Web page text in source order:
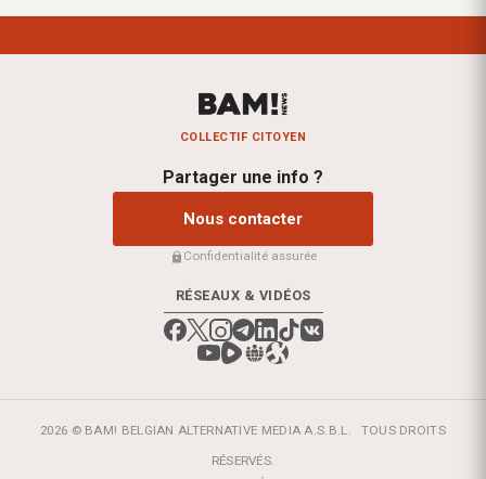
COLLECTIF CITOYEN
Partager une info ?
Nous contacter
Confidentialité assurée
RÉSEAUX & VIDÉOS
2026 © BAM! BELGIAN ALTERNATIVE MEDIA A.S.B.L.
TOUS DROITS
RÉSERVÉS.